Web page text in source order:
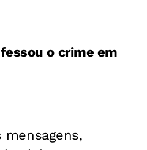
o crime em
mensagens,